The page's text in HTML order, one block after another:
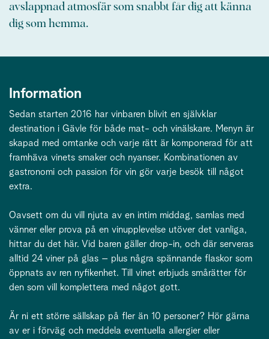
avslappnad atmosfär som snabbt får dig att känna
dig som hemma.
Information
Sedan starten 2016 har vinbaren blivit en självklar
destination i Gävle för både mat- och vinälskare. Menyn är
skapad med omtanke och varje rätt är komponerad för att
framhäva vinets smaker och nyanser. Kombinationen av
gastronomi och passion för vin gör varje besök till något
extra.
Oavsett om du vill njuta av en intim middag, samlas med
vänner eller prova på en vinupplevelse utöver det vanliga,
hittar du det här. Vid baren gäller drop-in, och där serveras
alltid 24 viner på glas – plus några spännande flaskor som
öppnats av ren nyfikenhet. Till vinet erbjuds smårätter för
den som vill komplettera med något gott.
Är ni ett större sällskap på fler än 10 personer? Hör gärna
av er i förväg och meddela eventuella allergier eller